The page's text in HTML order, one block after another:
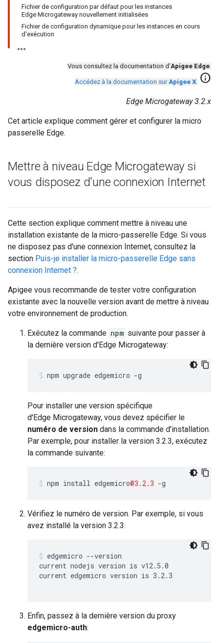
Fichier de configuration par défaut pour les instances
Edge Microgateway nouvellement initialisées
Fichier de configuration dynamique pour les instances en cours
d'exécution
Vous consultez la documentation d'Apigee Edge.
Accédez à la documentation surApigee X. info
Edge Microgateway 3.2.x
Cet article explique comment gérer et configurer la micro
passerelle Edge.
Mettre à niveau Edge Microgateway si
vous disposez d'une connexion Internet
Cette section explique comment mettre à niveau une
installation existante de la micro-passerelle Edge. Si vous
ne disposez pas d'une connexion Internet, consultez la
section Puis-je installer la micro-passerelle Edge sans
connexion Internet ?.
Apigee vous recommande de tester votre configuration
existante avec la nouvelle version avant de mettre à niveau
votre environnement de production.
Exécutez la commande npm suivante pour passer à
la dernière version d'Edge Microgateway:
npm upgrade edgemicro -g
Pour installer une version spécifique
d'Edge Microgateway, vous devez spécifier le
numéro de version dans la commande d'installation.
Par exemple, pour installer la version 3.2.3, exécutez
la commande suivante:
npm install edgemicro@3.2.3 -g
Vérifiez le numéro de version. Par exemple, si vous
avez installé la version 3.2.3:
edgemicro --version
current nodejs version is v12.5.0
current edgemicro version is 3.2.3
Enfin, passez à la dernière version du proxy
edgemicro-auth: